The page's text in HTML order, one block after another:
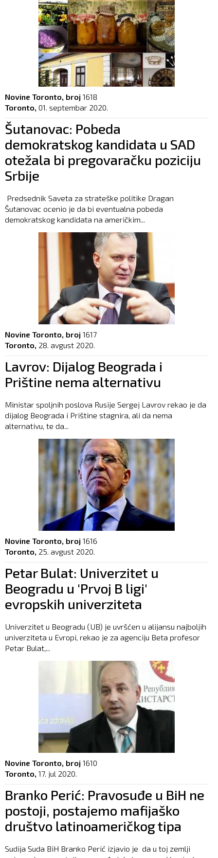
Novine Toronto, broj 1618
Toronto, 01. septembar 2020.
Šutanovac: Pobeda
demokratskog kandidata u SAD
otežala bi pregovaračku poziciju
Srbije
Predsednik Saveta za strateške politike Dragan
Šutanovac ocenio je da bi eventualna pobeda
demokratskog kandidata na američkim...
Novine Toronto, broj 1617
Toronto, 28. avgust 2020.
Lavrov: Dijalog Beograda i
Prištine nema alternativu
Ministar spoljnih poslova Rusije Sergej Lavrov rekao je da
dijalog Beograda i Prištine stagnira, ali da nema
alternativu, te da...
Novine Toronto, broj 1616
Toronto, 25. avgust 2020.
Petar Bulat: Univerzitet u
Beogradu u 'Prvoj B ligi'
evropskih univerziteta
Univerzitet u Beogradu (UB) je uvršćen u alijansu najboljih
univerziteta u Evropi, rekao je za agenciju Beta profesor
Petar Bulat,...
Novine Toronto, broj 1610
Toronto, 17. jul 2020.
Branko Perić: Pravosuđe u BiH ne
postoji, postajemo mafijaško
društvo latinoameričkog tipa
Sudija Suda BiH Branko Perić izjavio je da u toj zemlji